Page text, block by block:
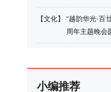
【文化】
“越韵华光·百
周年主题晚会
小编推荐